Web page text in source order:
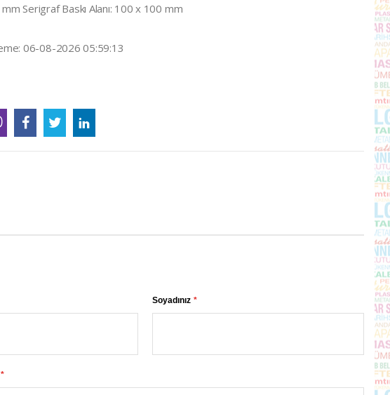
Serigraf Baskı Alanı: 100 x 100 mm
06-08-2026 05:59:13
Soyadınız